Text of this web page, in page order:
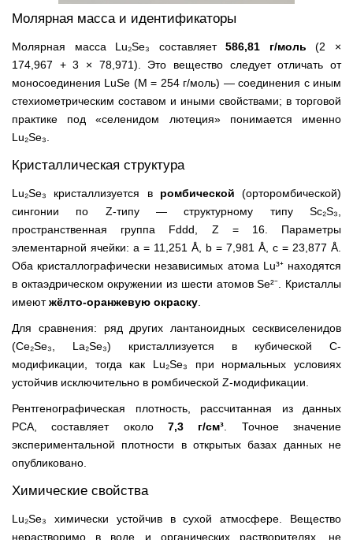
Молярная масса и идентификаторы
Молярная масса Lu₂Se₃ составляет586,81 г/моль (2 ×
174,967 + 3 × 78,971). Это вещество следует отличать от
моносоединения LuSe (M = 254 г/моль) — соединения с иным
стехиометрическим составом и иными свойствами; в торговой
практике под «селенидом лютеция» понимается именно
Lu₂Se₃.
Кристаллическая структура
Lu₂Se₃ кристаллизуется в ромбической (орторомбической)
сингонии по Z-типу — структурному типу Sc₂S₃,
пространственная группа Fddd, Z = 16. Параметры
элементарной ячейки: a = 11,251 Å, b = 7,981 Å, c = 23,877 Å.
Оба кристаллографически независимых атома Lu³⁺ находятся
в октаэдрическом окружении из шести атомов Se²⁻. Кристаллы
имеютжёлто-оранжевую окраску
Для сравнения: ряд других лантаноидных сесквиселенидов
(Ce₂Se₃, La₂Se₃) кристаллизуется в кубической C-
модификации, тогда как Lu₂Se₃ при нормальных условиях
устойчив исключительно в ромбической Z-модификации.
Рентгенографическая плотность, рассчитанная из данных
РСА, составляет около 7,3 г/см³ . Точное значение
экспериментальной плотности в открытых базах данных не
опубликовано.
Химические свойства
Lu₂Se₃ химически устойчив в сухой атмосфере. Вещество
нерастворимо в воде и органических растворителях, не